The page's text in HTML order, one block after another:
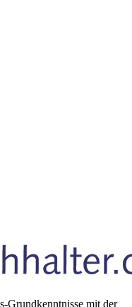
Grundkenntnisse mit der